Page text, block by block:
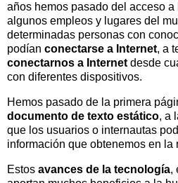
años hemos pasado del acceso a
algunos empleos y lugares del
determinadas personas con
podían conectarse a Internet, a
conectarnos a Internetdesde
con diferentes dispositivos.
Hemos pasado de la primera
documento de texto estático, a
que los usuarios o internautas
información que obtenemos en la
Estos avances de la tecnología,